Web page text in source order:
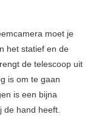
moet je
het statief en de
de telescoop uit
is om te gaan
is een bijna
de hand heeft.